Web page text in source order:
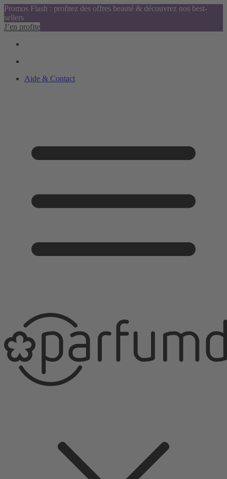
Promos Flash : profitez des offres beauté & découvrez nos best-
sellers
J’en profite
Aide & Contact